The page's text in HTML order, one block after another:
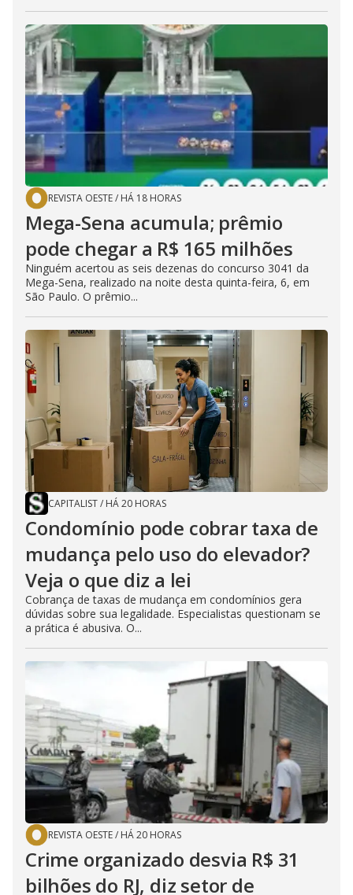
REVISTA OESTE/ HÁ 18 HORAS
Mega-Sena acumula; prêmio
pode chegar a R$ 165 milhões
Ninguém acertou as seis dezenas do concurso 3041 da
Mega-Sena, realizado na noite desta quinta-feira, 6, em
São Paulo. O prêmio...
CAPITALIST/ HÁ 20 HORAS
Condomínio pode cobrar taxa de
mudança pelo uso do elevador?
Veja o que diz a lei
Cobrança de taxas de mudança em condomínios gera
dúvidas sobre sua legalidade. Especialistas questionam se
a prática é abusiva. O...
REVISTA OESTE/ HÁ 20 HORAS
Crime organizado desvia R$ 31
bilhões do RJ, diz setor de